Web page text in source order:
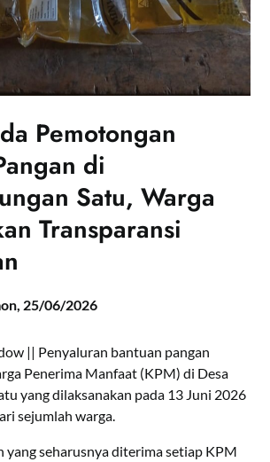
Pemotongan
di
Satu, Warga
Transparansi
25/06/2026
|| Penyaluran bantuan pangan
Penerima Manfaat (KPM) di Desa
yang dilaksanakan pada 13 Juni 2026
sejumlah warga.
yang seharusnya diterima setiap KPM